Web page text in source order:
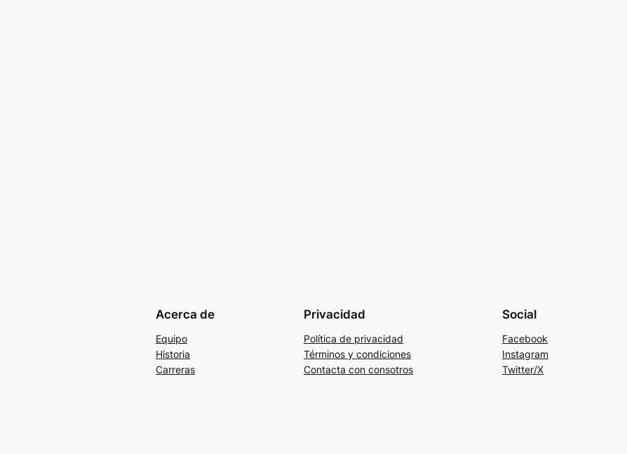
Acerca de
Equipo
Historia
Carreras
Privacidad
Política de privacidad
Términos y condiciones
Contacta con consotros
Social
Facebook
Instagram
Twitter/X